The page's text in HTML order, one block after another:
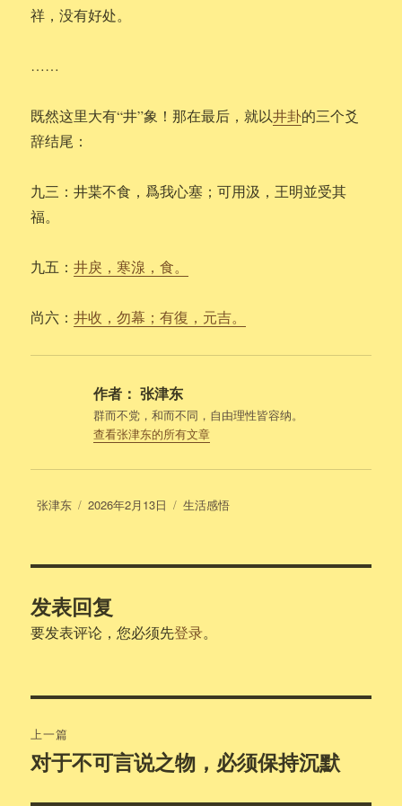
祥，没有好处。
……
既然这里大有“井”象！那在最后，就以井卦的三个爻
辞结尾：
九三：井枼不食，爲我心塞；可用汲，王明並受其
福。
九五：井戾，寒湶，食。
尚六：井收，勿幕；有復，元吉。
作者： 张津东
群而不党，和而不同，自由理性皆容纳。
查看张津东的所有文章
作
张津东
发
2026年2月13日
分
生活感悟
发表回复
要发表评论，您必须先登录。
章
上一篇
上
对于不可言说之物，必须保持沉默